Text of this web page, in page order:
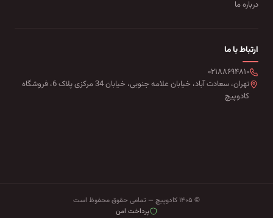
درباره ما
ارتباط با ما
۰۲۱۸۸۶۹۴۸۱۰
تهران، سعادت آباد، خیابان علامه جنوبی، خیابان 34 مرکزی پلاک 6، فروشگاه
کادوپیچ
© ۱۴۰۵ کادوپیچ — تمامی حقوق محفوظ است
پرداخت امن